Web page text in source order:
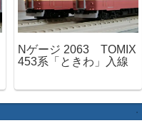
Nゲージ 2063 TOMIX
453系「ときわ」入線